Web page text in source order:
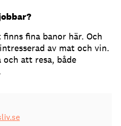
fina banor här. Och
av mat och vin.
att resa, både